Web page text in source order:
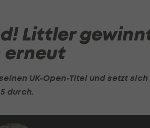
Littler
erneut
UK-Open-Titel und setzt sich
durch.